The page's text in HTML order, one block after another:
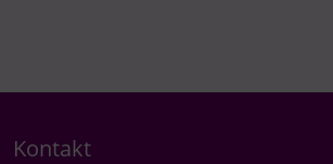
Kontakt